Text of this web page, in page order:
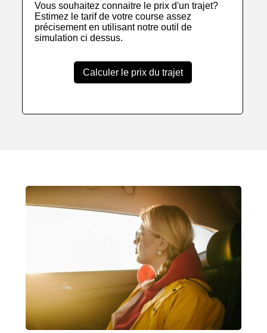
Vous souhaitez connaitre le prix d'un trajet?
Estimez le tarif de votre course assez
précisement en utilisant notre outil de
simulation ci dessus.
Calculer le prix du trajet